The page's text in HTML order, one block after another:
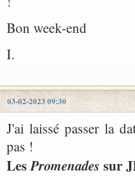
Bon week-end
I.
03-02-2023 09:30
J'ai laissé passer la
pas !
LesPromenades sur